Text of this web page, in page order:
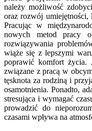
należy możliwość
oraz rozwój
Pracując w
nowych metod pracy
rozwiązywania
wiąże się z lepszymi
poprawić komfort życia.
związane z pracą w
tęsknota za rodziną i
osamotnienia. Ponadto,
stresująca i wymagać
prowadzić do
czasami wpływa na